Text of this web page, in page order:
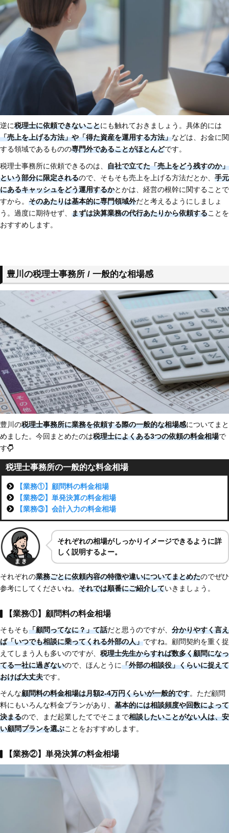
逆に税理士に依頼できないことにも触れておきましょう。具体的には
「売上を上げる方法」や「得た資産を運用する方法」などは、お金に関
する領域であるものの専門外であることがほとんどです。
税理士事務所に依頼できるのは、 自社で立てた「売上をどう残すのか」
という部分に限定されるので、そもそも売上を上げる方法だとか、 手元
にあるキャッシュをどう運用するかとかは、経営の根幹に関することで
すから。 そのあたりは基本的に専門領域外だと考えるようにしましょ
う。過度に期待せず、 まずは決算業務の代行あたりから依頼することを
おすすめします。
豊川の税理士事務所 / 一般的な相場感
豊川の税理士事務所に業務を依頼する際の一般的な相場感についてまと
めました。今回まとめたのは税理士によくある3つの依頼の料金相場で
す
税理士事務所の一般的な料金相場
【業務①】顧問料の料金相場
【業務②】単発決算の料金相場
【業務③】会計入力の料金相場
それぞれの相場がしっかり イメージできるように詳
しく説明するよー。
それぞれの業務ごとに依頼内容の特徴や違いについてまとめたのでぜひ
参考にしてくださいね。 それでは順番にご紹介していきましょう。
【業務①】顧問料の料金相場
そもそも「顧問ってなに？」て話だと思うのですが、 分かりやすく言え
ば「いつでも相談に乗ってくれる外部の人」ですね。顧問契約を重く捉
えてしまう人も多いのですが、 税理士先生からすれば数多く顧問になっ
てる一社に過ぎないので、ほんとうに「外部の相談役」くらいに捉えて
おけば大丈夫です。
そんな顧問料の料金相場は月額2-4万円くらいが一般的です。ただ顧問
料にもいろんな料金プランがあり、 基本的には相談頻度や回数によって
決まるので、まだ起業したてでそこまで相談したいことがない人は、安
い顧問プランを選ぶことをおすすめします。
【業務②】単発決算の料金相場